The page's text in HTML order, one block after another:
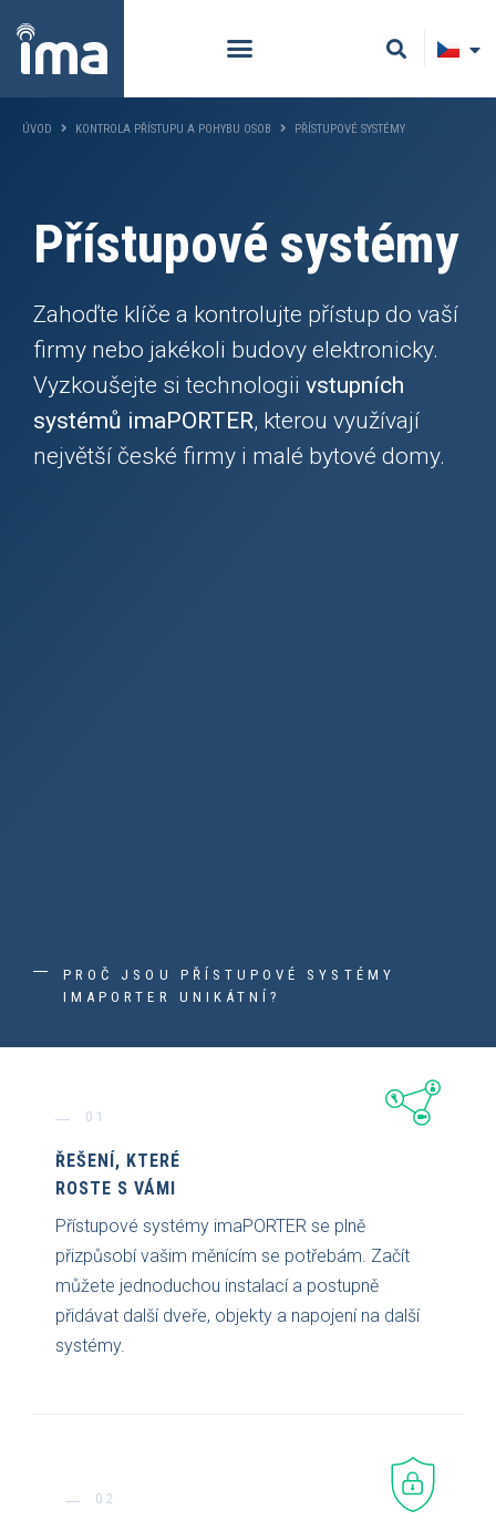
ÚVOD KONTROLA PŘÍSTUPU A POHYBU OSOB PŘÍSTUPOVÉ SYSTÉMY
Přístupové systémy
Zahoďte klíče a kontrolujte přístup do vaší
firmy nebo jakékoli budovy elektronicky.
Vyzkoušejte si technologii vstupních
systémů imaPORTER, kterou využívají
největší české firmy i malé bytové domy.
PROČ JSOU PŘÍSTUPOVÉ SYSTÉMY
IMAPORTER UNIKÁTNÍ?
01
ŘEŠENÍ, KTERÉ
ROSTE S VÁMI
Přístupové systémy imaPORTER se plně
přizpůsobí vašim měnícím se potřebám. Začít
můžete jednoduchou instalací a postupně
přidávat další dveře, objekty a napojení na další
systémy.
02